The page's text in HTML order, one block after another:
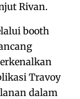
Rivan.
booth
Travoy
dalam